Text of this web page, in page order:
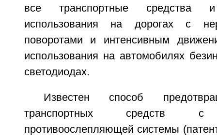
все транспортные средства
использования на дорогах с
поворотами и интенсивным
использования на автомобилях
светодиодах.
Известен способ
транспортных средств с
противоослепляющей системы